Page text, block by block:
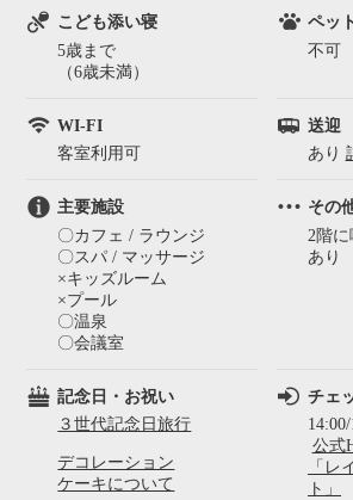
こども添い寝
5歳まで
（6歳未満）
ペッ
不可
WI-FI
客室利用可
送迎
あり
主要施設
〇カフェ / ラウンジ
〇スパ / マッサージ
×キッズルーム
×プール
〇温泉
〇会議室
その
2階
あり
記念日・お祝い
３世代記念日旅行
デコレーション
ケーキについて
チェ
公式
「レ
ト」